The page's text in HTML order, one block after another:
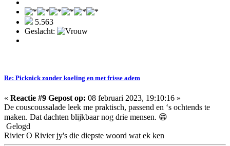
5.563
Geslacht:
Re: Picknick zonder koeling en met frisse adem
« Reactie #9 Gepost op: 08 februari 2023, 19:10:16 »
De couscoussalade leek me praktisch, passend en ‘s ochtends te
maken. Dat dachten blijkbaar nog drie mensen. 😁
Gelogd
Rivier O Rivier jy's die diepste woord wat ek ken